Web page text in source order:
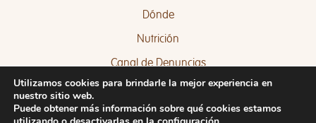
Dónde
Nutrición
Canal de Denuncias
Quejas y Sugerencias
Utilizamos cookies para brindarle la mejor experiencia en
nuestro sitio web.
Puede obtener más información sobre qué cookies estamos